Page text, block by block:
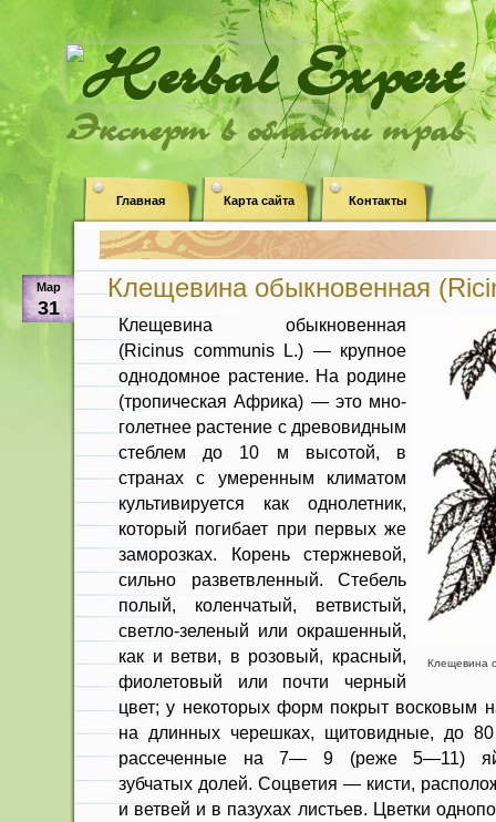
Эксперт в области трав
Главная Карта сайта Контакты
Мар
31
Клещевина обыкновенная
Клещевина
Клещевина обыкновенная
(Ricinus communis L.) — крупное
однодомное растение. На ро­дине
(тропическая Африка) — это мно­
голетнее растение с древовидным
стеб­лем до 10 м высотой, в
странах с умеренным климатом
культивируется как однолетник,
который погибает при первых же
заморозках. Корень стер­жневой,
сильно разветвленный. Сте­бель
полый, коленчатый, ветвистый,
светло-зеленый или окрашенный,
как и ветви, в розовый, красный,
фиоле­товый или почти черный
цвет; у не­которых форм покрыт восковым
на длинных черешках, щитовидные, до
рассеченные на 7— 9 (реже 5—11)
зубчатых долей. Соцветия — кис­ти,
и ветвей и в пазухах листьев. Цветки